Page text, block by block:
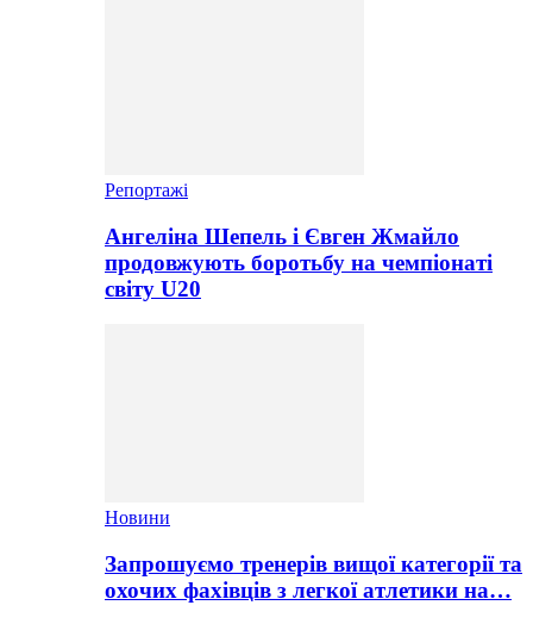
Репортажі
Ангеліна Шепель і Євген Жмайло
продовжують боротьбу на чемпіонаті
світу U20
Новини
Запрошуємо тренерів вищої категорії та
охочих фахівців з легкої атлетики на…